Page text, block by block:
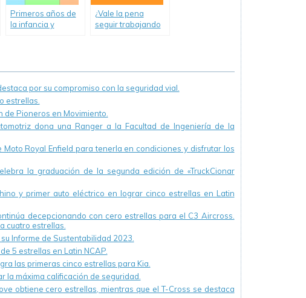
Primeros años de
la infancia y
¿Vale la pena
seguir trabajando
por su compromiso con la seguridad vial.
estrellas.
Pioneros en Movimiento.
dona una Ranger a la Facultad de Ingeniería de la
Royal Enfield para tenerla en condiciones y disfrutar los
la graduación de la segunda edición de «TruckCionar
y primer auto eléctrico en lograr cinco estrellas en Latin
decepcionando con cero estrellas para el C3 Aircross.
cuatro estrellas.
Informe de Sustentabilidad 2023.
5 estrellas en Latin NCAP.
las primeras cinco estrellas para Kia.
la máxima calificación de seguridad.
obtiene cero estrellas, mientras que el T-Cross se destaca